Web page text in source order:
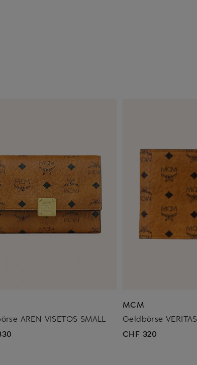
AREN VISETOS SMALL
MCM
Geldbörse VERITAS
CHF 320